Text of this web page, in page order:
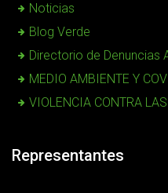
Noticias
Blog Verde
Directorio de Denuncias
MEDIO AMBIENTE Y
VIOLENCIA CONTRA
Representantes